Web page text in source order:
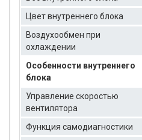
Цвет внутреннего блока
Воздухообмен при
охлаждении
Особенности внутреннего
блока
Управление скоростью
вентилятора
Функция самодиагностики